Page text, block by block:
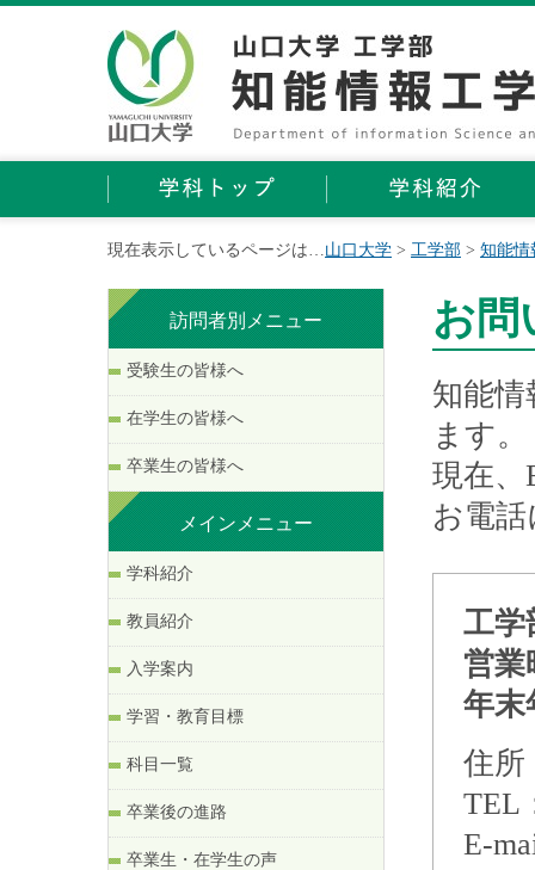
現在表示しているページは…山口大学 > 工学部 > 知能情
訪問者別メニュー
受験生の皆様へ
在学生の皆様へ
卒業生の皆様へ
メインメニュー
学科紹介
教員紹介
入学案内
学習・教育目標
科目一覧
卒業後の進路
卒業生・在学生の声
お問
知能
ます。
現在
お電
工
営業
年末
住所
TEL
E-